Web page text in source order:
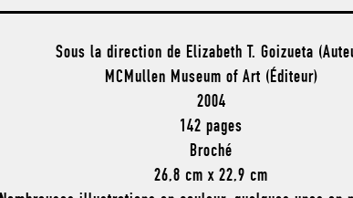
Sous la direction de Elizabeth T. Goizueta
MCMullen Museum of Art (Éditeur)
2004
142 pages
Broché
26,8 cm x 22,9 cm